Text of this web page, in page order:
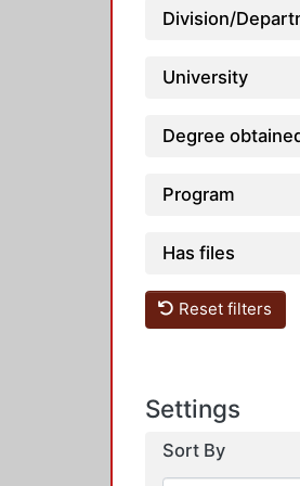
Division/
University
Degree
Program
Has files
Reset filters
Settings
Sort By